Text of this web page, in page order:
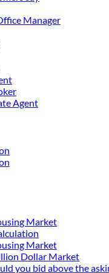
Manager
Agent
Market
Market
Dollar Market
you bid above the